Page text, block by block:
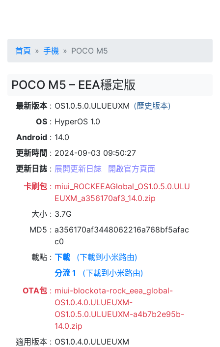
首頁 手機 POCO M5
POCO M5 – EEA穩定版
最新版本 OS1.0.5.0.ULUEUXM (歷史版本)
OS
HyperOS 1.0
Android
14.0
更新時間
2024-09-03 09:50:27
更新日誌
展開更新日誌
開啟官方頁面
卡刷包
miui_ROCKEEAGlobal_OS1.0.5.0.ULU
EUXM_a356170af3_14.0.zip
大小
3.7G
MD5
a356170af3448062216a768bf5afac
c0
載點
下載
(下載到小米路由)
分流 1
(下載到小米路由)
OTA包
miui-blockota-rock_eea_global-
OS1.0.4.0.ULUEUXM-
OS1.0.5.0.ULUEUXM-a4b7b2e95b-
14.0.zip
適用版本
OS1.0.4.0.ULUEUXM